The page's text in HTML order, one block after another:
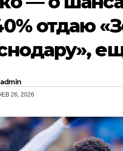
отдаю
admin
26, 2026